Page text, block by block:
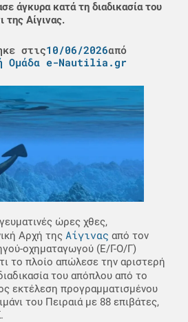
άγκυρα κατά τη διαδικασία του
της Αίγινας.
στις10/06/2026από
Ομάδα e-Nautilia.gr
ώρες χθες,
Αρχή της Αίγινας από τον
οχηματαγωγού (Ε/Γ-Ο/Γ)
το πλοίο απώλεσε την αριστερή
του απόπλου από το
εκτέλεση προγραμματισμένου
του Πειραιά με 88 επιβάτες,